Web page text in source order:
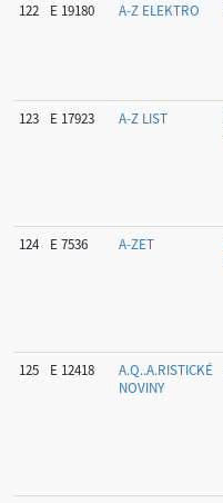
122 E 19180 A-Z ELEKTRO
123 E 17923 A-Z LIST
124 E 7536 A-ZET
125 E 12418
A.Q..A.RISTICKÉ
NOVINY